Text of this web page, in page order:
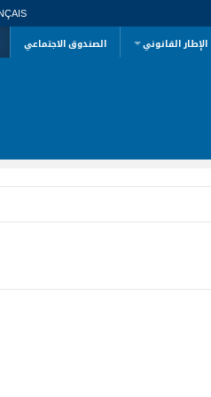
الإطار القانوني الصندوق الاجتماعي